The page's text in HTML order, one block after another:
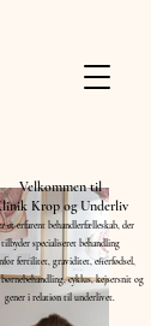
Velkommen til
Krop og Underliv
et erfarent behandlerfælleskab, der
tilbyder specialiseret behandling
fertilitet, graviditet, efterfødsel,
børnebehandling, cyklus,kejsersnit og
gener i relation til underlivet.